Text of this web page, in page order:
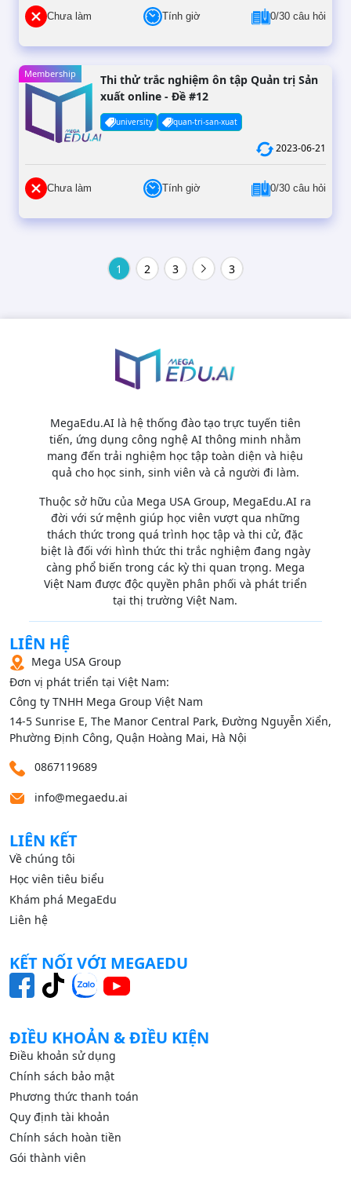
Chưa làm Tính giờ 0/30 câu hỏi
Membership
Thi thử trắc nghiệm ôn tập Quản trị Sản
xuất online - Đề #12
university quan-tri-san-xuat
2023-06-21
Chưa làm Tính giờ 0/30 câu hỏi
1 2 3 3
MegaEdu.AI là hệ thống đào tạo trực tuyến tiên
tiến, ứng dụng công nghệ AI thông minh nhằm
mang đến trải nghiệm học tập toàn diện và hiệu
quả cho học sinh, sinh viên và cả người đi làm.
Thuộc sở hữu của Mega USA Group, MegaEdu.AI ra
đời với sứ mệnh giúp học viên vượt qua những
thách thức trong quá trình học tập và thi cử, đặc
biệt là đối với hình thức thi trắc nghiệm đang ngày
càng phổ biến trong các kỳ thi quan trọng. Mega
Việt Nam được độc quyền phân phối và phát triển
tại thị trường Việt Nam.
LIÊN HỆ
Mega USA Group
Đơn vị phát triển tại Việt Nam:
Công ty TNHH Mega Group Việt Nam
14‑5 Sunrise E, The Manor Central Park, Đường Nguyễn Xiển,
Phường Định Công, Quận Hoàng Mai, Hà Nội
0867119689
info@megaedu.ai
LIÊN KẾT
Về chúng tôi
Học viên tiêu biểu
Khám phá MegaEdu
Liên hệ
KẾT NỐI VỚI MEGAEDU
ĐIỀU KHOẢN & ĐIỀU KIỆN
Điều khoản sử dụng
Chính sách bảo mật
Phương thức thanh toán
Quy định tài khoản
Chính sách hoàn tiền
Gói thành viên